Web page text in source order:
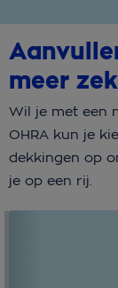
meer
Wil je met een
OHRA kun je
dekkingen op
je op een rij.